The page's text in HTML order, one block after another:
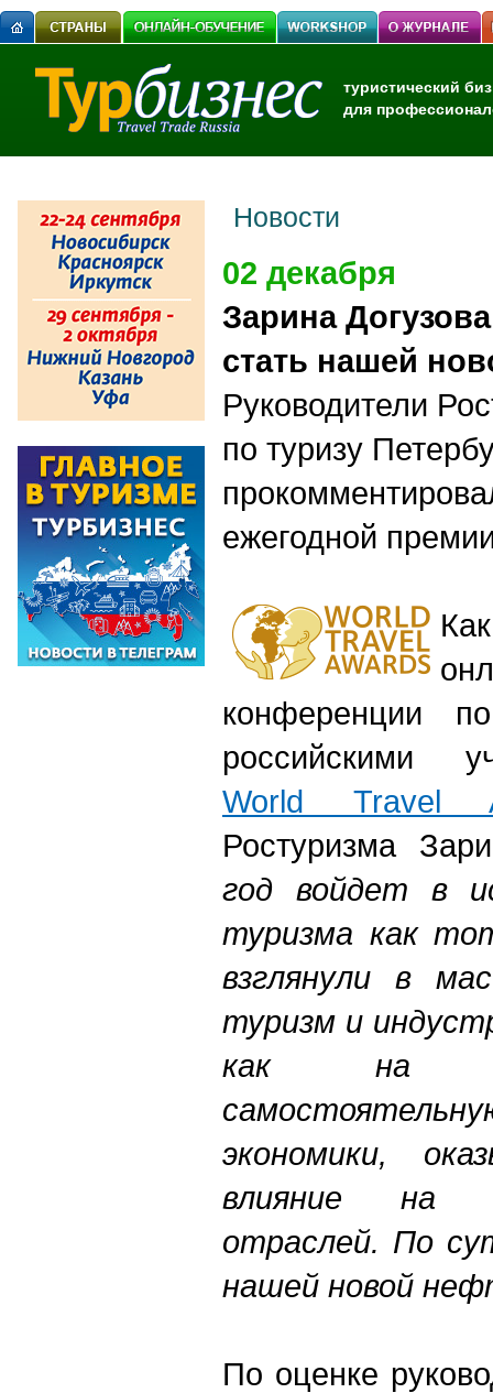
туристический
для
Новости
02 декабря
Зарина
стать нашей
Руководители
по туризу
ежегодной
конференции
российскими
World Travel
Ростуризма
год войдет в
туризма как
взглянули в
туризм и
как на
экономики,
влияние на
отраслей. По
нашей новой
По оценке